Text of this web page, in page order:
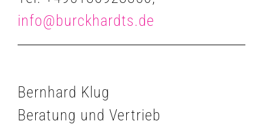
info@burckhardts.de
Bernhard Klug
Beratung und Vertrieb